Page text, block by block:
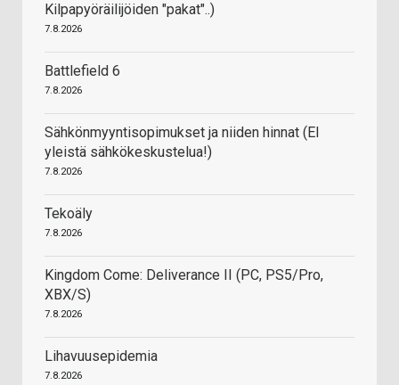
Kilpapyöräilijöiden "pakat"..)
7.8.2026
Battlefield 6
7.8.2026
Sähkönmyyntisopimukset ja niiden hinnat (EI
yleistä sähkökeskustelua!)
7.8.2026
Tekoäly
7.8.2026
Kingdom Come: Deliverance II (PC, PS5/Pro,
XBX/S)
7.8.2026
Lihavuusepidemia
7.8.2026